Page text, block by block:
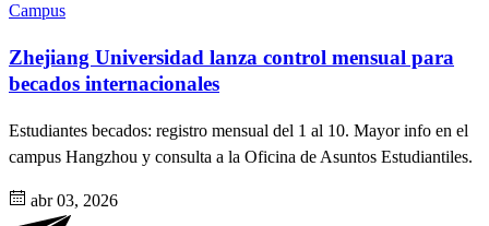
Campus
Zhejiang Universidad lanza control mensual para
becados internacionales
Estudiantes becados: registro mensual del 1 al 10. Mayor info en el
campus Hangzhou y consulta a la Oficina de Asuntos Estudiantiles.
abr 03, 2026